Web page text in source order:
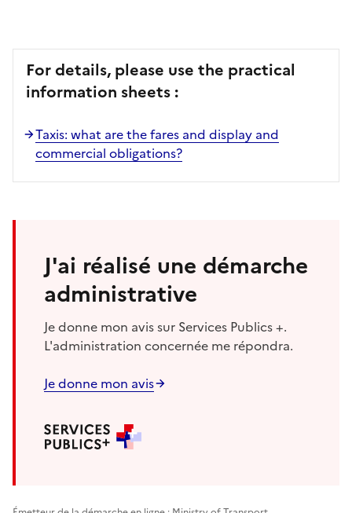
For details, please use the practical
information sheets :
Taxis: what are the fares and display and
commercial obligations?
J'ai réalisé une démarche
administrative
Je donne mon avis sur Services Publics +.
L'administration concernée me répondra.
Je donne mon avis